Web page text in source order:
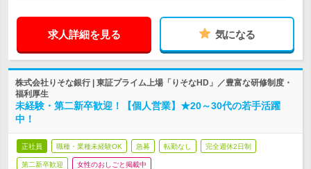
求人詳細を見る 気になる
株式会社りそな銀行 | 東証プライム上場「りそなHD」／豊富な研修制度・
福利厚生
未経験・第二新卒歓迎！【個人営業】★20～30代の若手活躍
中！
正社員 職種・業種未経験OK 急募 転勤なし 完全週休2日制
第二新卒歓迎 女性のおしごと掲載中